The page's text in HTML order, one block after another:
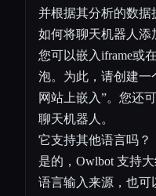
并根据其分析的数据
如何将聊天机器人添
您可以嵌入iframe或
泡。为此，请创建一
网站上嵌入”。您还
聊天机器人。
它支持其他语言吗？
是的，Owlbot 支持
语言输入来源，也可